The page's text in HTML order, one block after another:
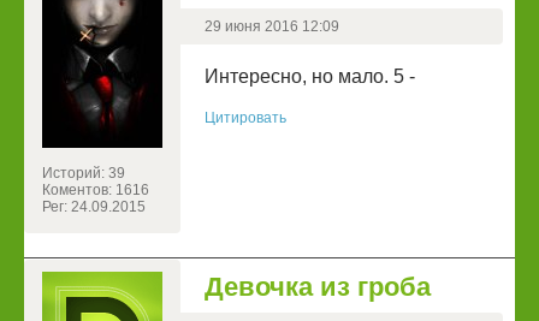
Историй: 39
Коментов: 1616
Рег: 24.09.2015
29 июня 2016 12:09
Интересно, но мало. 5 -
Цитировать
Девочка из гроба